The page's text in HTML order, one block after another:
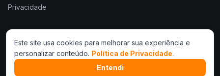
Privacidade
© 2026 . Todos os direitos reservados.
Desenvolvimento e Hospedagem:
I3 Web Services
Este site usa cookies para melhorar sua experiência e
personalizar conteúdo. Política de Privacidade.
Entendi